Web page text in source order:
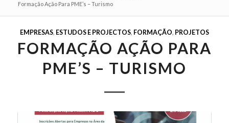
Formação Ação Para PME’s – Turismo
EMPRESAS, ESTUDOS E PROJECTOS, FORMAÇÃO, PROJETOS
FORMAÇÃO AÇÃO PARA
PME’S – TURISMO